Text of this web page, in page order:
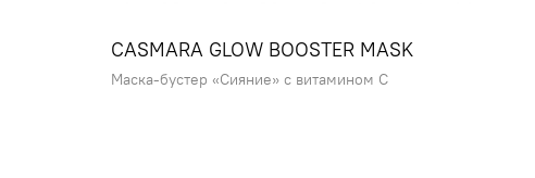
CASMARA GLOW BOOSTER MASK
Маска-бустер «Сияние» с витамином С